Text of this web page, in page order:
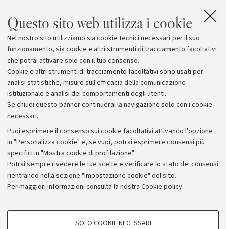
Questo sito web utilizza i cookie
Nel nostro sito utilizziamo sia cookie tecnici necessari per il suo
funzionamento, sia cookie e altri strumenti di tracciamento facoltativi
che potrai attivare solo con il tuo consenso.
Cookie e altri strumenti di tracciamento facoltativi sono usati per
analisi statistiche, misure sull'efficacia della comunicazione
istituzionale e analisi dei comportamenti degli utenti.
Se chiudi questo banner continuerai la navigazione solo con i cookie
necessari.
Puoi esprimere il consenso sui cookie facoltativi attivando l'opzione
in "Personalizza cookie" e, se vuoi, potrai esprimere consensi più
specifici in "Mostra cookie di profilazione".
Potrai sempre rivedere le tue scelte e verificare lo stato dei consensi
rientrando nella sezione "Impostazione cookie" del sito.
Per maggiori informazioni consulta la nostra Cookie policy.
COOKIE DI PROFILAZIONE - FACOLTATIVI
SOLO COOKIE NECESSARI
esperti – scienziati, leader, educatori, giornalisti e
comunicatori – incarnano la missione dell’AGU di
promuovere la scoperta delle nelle Scienze della Terra e
dello spazio a beneficio della società.
Archivio
Comunicati stampa
Redazione
Rassegna stampa